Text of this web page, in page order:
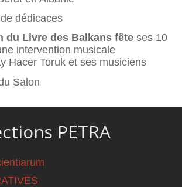
dédicaces
du Livre des Balkans fête ses 10
intervention musicale
Toruk et ses musiciens
Salon
PETRA